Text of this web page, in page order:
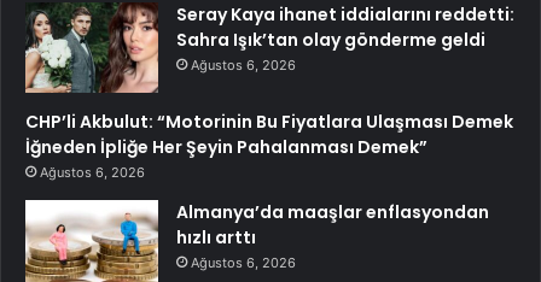
Seray Kaya ihanet iddialarını reddetti:
Sahra Işık’tan olay gönderme geldi
Ağustos 6, 2026
CHP’li Akbulut: “Motorinin Bu Fiyatlara Ulaşması Demek
İğneden İpliğe Her Şeyin Pahalanması Demek”
Ağustos 6, 2026
Almanya’da maaşlar enflasyondan
hızlı arttı
Ağustos 6, 2026